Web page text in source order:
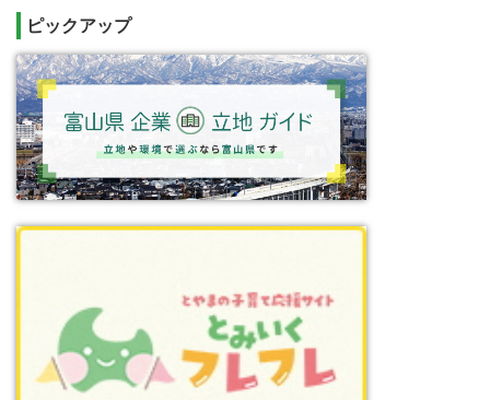
ピックアップ